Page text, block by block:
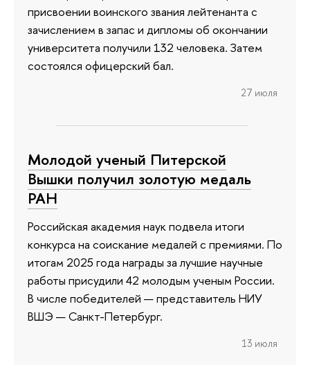
присвоении воинского звания лейтенанта с
зачислением в запас и дипломы об окончании
университета получили 132 человека. Затем
состоялся офицерский бал.
27 июля
Молодой ученый Питерской
Вышки получил золотую медаль
РАН
Российская академия наук подвела итоги
конкурса на соискание медалей с премиями. По
итогам 2025 года награды за лучшие научные
работы присудили 42 молодым ученым России.
В числе победителей — представитель НИУ
ВШЭ — Санкт-Петербург.
13 июля